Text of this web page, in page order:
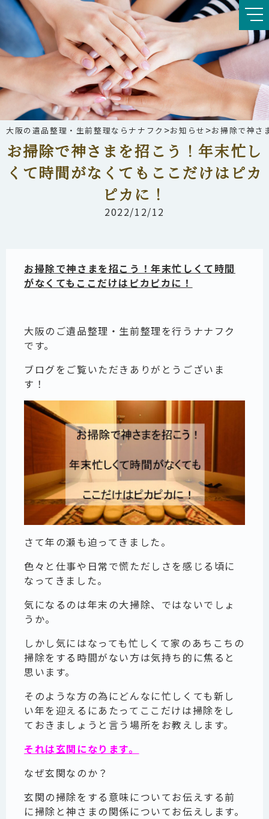
大阪の遺品整理・生前整理ならナナフク >お知らせ >お掃除で神さ
お掃除で神さまを招こう！年末忙し
くて時間がなくてもここだけはピカ
ピカに！
2022/12/12
お掃除で神さまを招こう！年末忙しくて時間
がなくてもここだけはピカピカに！
大阪のご遺品整理・生前整理を行うナナフク
です。
ブログをご覧いただきありがとうございま
す！
さて年の瀬も迫ってきました。
色々と仕事や日常で慌ただしさを感じる頃に
なってきました。
気になるのは年末の大掃除、ではないでしょ
うか。
しかし気にはなっても忙しくて家のあちこちの
掃除をする時間がない方は気持ち的に焦ると
思います。
そのような方の為にどんなに忙しくても新し
い年を迎えるにあたってここだけは掃除をし
ておきましょうと言う場所をお教えします。
それは玄関になります。
なぜ玄関なのか？
玄関の掃除をする意味についてお伝えする前
に掃除と神さまの関係についてお伝えします。